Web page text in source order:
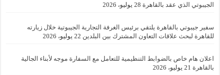
الجيبوتي الذي عقد بالقاهرة 28 يوليو، 2026
سفير جيبوتي بالقاهرة يلتقي برئيس الغرفة التجارية الجيبوتية خلال زيارته
للقاهرة لبحث علاقات التعاون المشترك بين البلدين 22 يوليو، 2026
اعلان هام خاص بالضوابط التنظيمية للتعامل مع السفارة موجه لأبناء الجالية
بالقاهرة 21 يوليو، 2026